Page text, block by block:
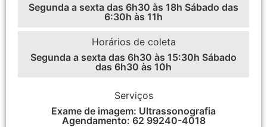
Segunda a sexta das 6h30 às 18h Sábado das
6:30h às 11h
Horários de coleta
Segunda a sexta das 6h30 às 15:30h Sábado
das 6h30 às 10h
Serviços
Exame de imagem: Ultrassonografia
Agendamento: 62 99240-4018